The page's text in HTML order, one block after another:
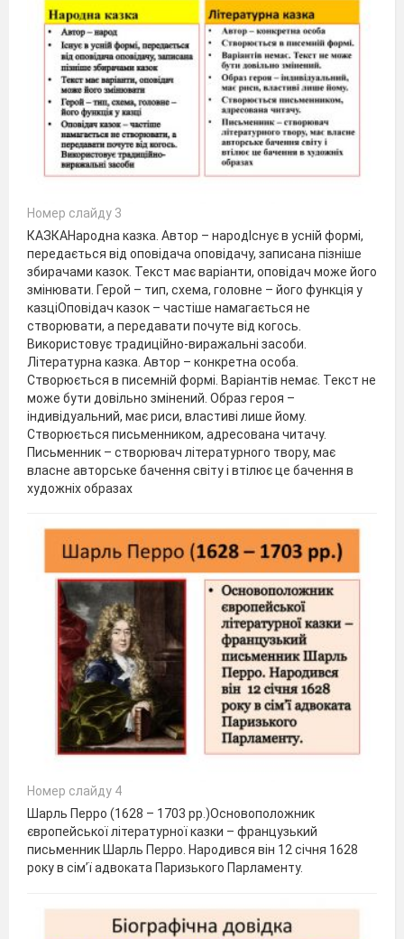
Номер слайду 3
КАЗКАНародна казка. Автор – народІснує в усній формі,
передається від оповідача оповідачу, записана пізніше
збирачами казок. Текст має варіанти, оповідач може його
змінювати. Герой – тип, схема, головне – його функція у
казціОповідач казок – частіше намагається не
створювати, а передавати почуте від когось.
Використовує традиційно-виражальні засоби.
Літературна казка. Автор – конкретна особа.
Створюється в писемній формі. Варіантів немає. Текст не
може бути довільно змінений. Образ героя –
індивідуальний, має риси, властиві лише йому.
Створюється письменником, адресована читачу.
Письменник – створювач літературного твору, має
власне авторське бачення світу і втілює це бачення в
художніх образах
Номер слайду 4
Шарль Перро (1628 – 1703 рр.)Основоположник
європейської літературної казки – французький
письменник Шарль Перро. Народився він 12 січня 1628
року в сім’ї адвоката Паризького Парламенту.